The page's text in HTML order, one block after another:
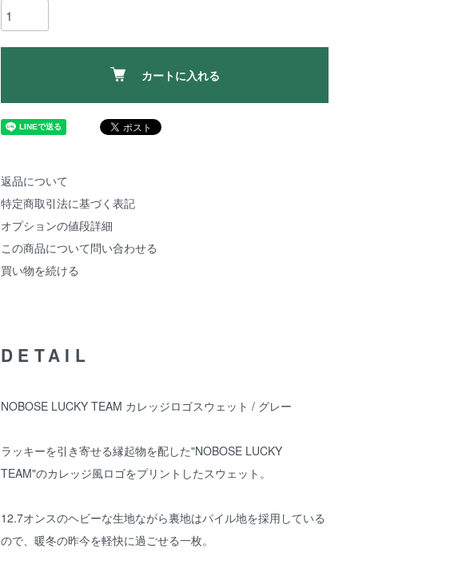
カートに入れる
返品について
特定商取引法に基づく表記
オプションの値段詳細
この商品について問い合わせる
買い物を続ける
DETAIL
NOBOSE LUCKY TEAM カレッジロゴスウェット / グレー
ラッキーを引き寄せる縁起物を配した"NOBOSE LUCKY
TEAM"のカレッジ風ロゴをプリントしたスウェット。
12.7オンスのヘビーな生地ながら裏地はパイル地を採用している
ので、暖冬の昨今を軽快に過ごせる一枚。